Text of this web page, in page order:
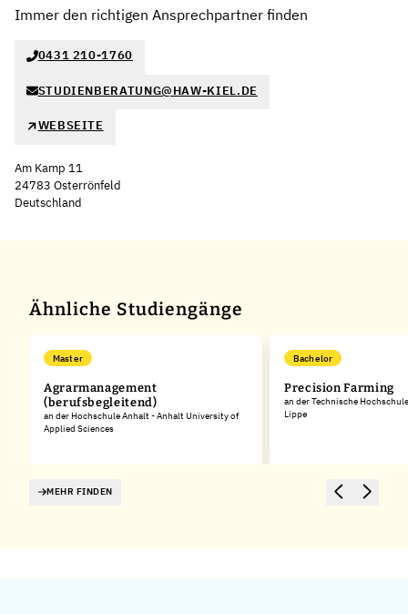
Immer den richtigen Ansprechpartner finden
0431 210-1760
STUDIENBERATUNG@HAW-KIEL.DE
WEBSEITE
Am Kamp 11
24783 Osterrönfeld
Deutschland
Ähnliche Studiengänge
Master
Agrarmanagement
(berufsbegleitend)
an der Hochschule Anhalt - Anhalt University of
Applied Sciences
Bachelor
Precision Farming
an der Technische
Lippe
MEHR FINDEN